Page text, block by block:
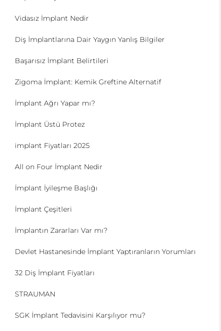
Vidasız İmplant Nedir
Diş İmplantlarına Dair Yaygın Yanlış Bilgiler
Başarısız İmplant Belirtileri
Zigoma İmplant: Kemik Greftine Alternatif
İmplant Ağrı Yapar mı?
İmplant Üstü Protez
implant Fiyatları 2025
All on Four İmplant Nedir
İmplant İyileşme Başlığı
İmplant Çeşitleri
İmplantın Zararları Var mı?
Devlet Hastanesinde İmplant Yaptıranların Yorumları
32 Diş İmplant Fiyatları
STRAUMAN
SGK İmplant Tedavisini Karşılıyor mu?